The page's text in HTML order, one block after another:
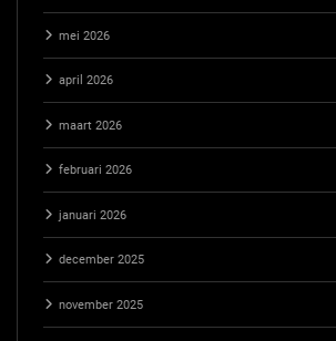
mei 2026
april 2026
maart 2026
februari 2026
januari 2026
december 2025
november 2025